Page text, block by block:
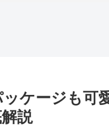
ケージも可
説